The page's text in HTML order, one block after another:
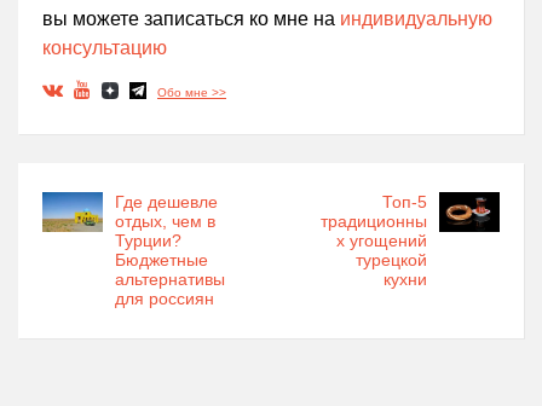
вы можете записаться ко мне на индивидуальную
консультацию
Обо мне >>
Где дешевле
отдых, чем в
Турции?
Бюджетные
альтернативы
для россиян
Топ-5
традиционны
х угощений
турецкой
кухни